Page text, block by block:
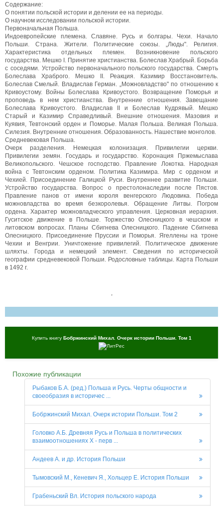
Содержание:
О понятии польской истории и делении ее на периоды.
О научном исследовании польской истории.
Первоначальная Польша.
Индоевропейские племена. Славяне. Русь и болгары. Чехи. Начало
Польши. Страна. Жители. Политические союзы. „Люды". Религия.
Характеристика отдельных племен. Возникновение польского
государства. Мешко I. Принятие христианства. Болеслав Храбрый. Борьба
с соседями. Устройство первоначального польского государства. Смерть
Болеслава Храброго. Мешко II. Реакция. Казимир Восстановитель.
Болеслав Смелый. Владислав Герман. „Можновладство" по отношению к
Кривоустому. Войны Болеслава Кривоустого. Возвращение Поморья и
проповедь в нем христианства. Внутренние отношения. Завещание
Болеслава Кривоустого. Владислав II и Болеслав Кудрявый. Мешко
Старый и Казимир Справедливый. Внешние отношения. Мазовия и
Куявия, Тевтонский орден и Поморье. Малая Польша. Великая Польша.
Силезия. Внутренние отношения. Образованность. Нашествие монголов.
Средневековая Польша.
Очерк разделения. Немецкая колонизация. Привилегии церкви.
Привилегии земян. Государь и государство. Коронация Пржемыслава
Великопольского. Чешское господство. Правление Локотка. Народная
война с Тевтонским орденом. Политика Казимира. Мир с орденом и
Чехией. Присоединение Галицкой Руси. Внутреннее развитие Польши.
Устройство государства. Вопрос о престолонаследии после Пястов.
Правление панов от имени короля венгерского Людовика. Победа
можновладства во время безкоролевья. Обращение Литвы. Погром
ордена. Характер можновладческого управления. Церковная иерархия.
Гуситское движение в Польше. Торжество Олесницкого в чешском и
литовском вопросах. Планы Сбигнева Олесницкого. Падение Сбигнева
Олесницкого. Присоединение Пруссии и Поморья. Ягеллены на троне
Чехии и Венгрии. Уничтожение привилегий. Политическое движение
шляхты. Города и немецкий элемент. Сведения по исторической
географии средневековой Польши. Родословные таблицы. Карта Польши
в 1492 г.
,
Купить книгу Бобржинский Михал. Очерк истории Польши. Том 1
Похожие публикации
Рыбаков Б.А. (ред.) Польша и Русь. Черты общности и
своеобразия в историчес ...
Бобржинский Михал. Очерк истории Польши. Том 2
Головко А.Б. Древняя Русь и Польша в политических
взаимоотношениях X - перв ...
Андеев А. и др. История Польши
Тымовский М., Кеневич Я., Хольцер Е. История Польши
Грабеньский Вл. История польского народа